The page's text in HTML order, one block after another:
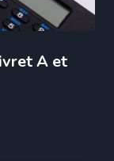
A et